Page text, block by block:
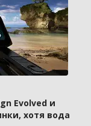
Evolved и
хотя вода